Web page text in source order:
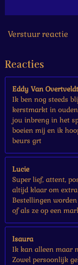
r
r
Verstuur reactie
Reacties
Eddy Van Overtveldt
Ik ben nog steeds
kerstmarkt in
jou inbreng in het
boeien mij en ik
beurs grt
Lucie
Super lief, attent,
altijd klaar om
Bestellingen
of als ze op een
Isaura
Ik kan alleen maar
Zowel persoonlijk